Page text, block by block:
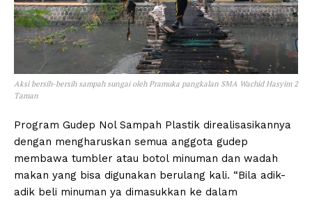
Aksi bersih-bersih sampah sungai oleh Pramuka pangkalan SMA Wachid Hasyim 2
Taman
Program Gudep Nol Sampah Plastik direalisasikannya
dengan mengharuskan semua anggota gudep
membawa tumbler atau botol minuman dan wadah
makan yang bisa digunakan berulang kali. “Bila adik-
adik beli minuman ya dimasukkan ke dalam